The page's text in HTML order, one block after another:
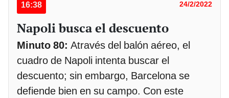
16:38 24/2/2022
Napoli busca el descuento
Minuto 80: Através del balón aéreo, el
cuadro de Napoli intenta buscar el
descuento; sin embargo, Barcelona se
defiende bien en su campo. Con este